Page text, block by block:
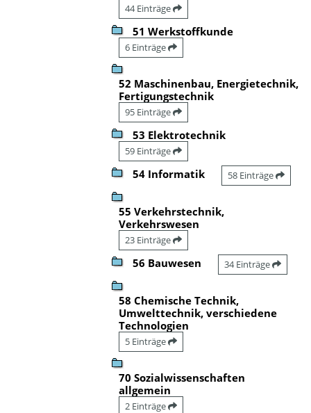
44 Einträge
51 Werkstoffkunde
6 Einträge
52 Maschinenbau, Energietechnik,
Fertigungstechnik
95 Einträge
53 Elektrotechnik
59 Einträge
54 Informatik 58 Einträge
55 Verkehrstechnik,
Verkehrswesen
23 Einträge
56 Bauwesen 34 Einträge
58 Chemische Technik,
Umwelttechnik, verschiedene
Technologien
5 Einträge
70 Sozialwissenschaften
allgemein
2 Einträge